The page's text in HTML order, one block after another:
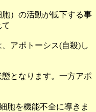
）の活動が低下する事
アポトーシス(自殺)し
となります。一方アポ
胞を機能不全に導きま